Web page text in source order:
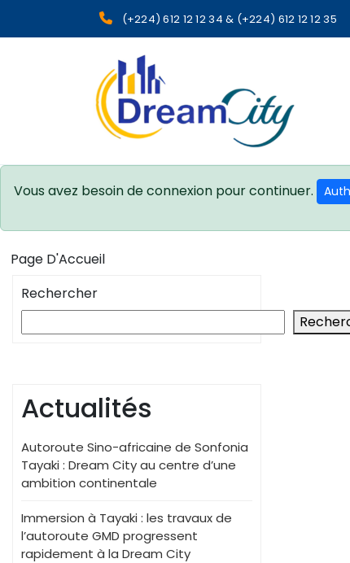
(+224) 612 12 12 34 & (+224) 612 12 12 35
sgcg dreamcity
Vous avez besoin de connexion pour continuer.
Page D'Accueil
Rechercher
Actualités
Autoroute Sino-africaine de Sonfonia
Tayaki : Dream City au centre d’une
ambition continentale
Immersion à Tayaki : les travaux de
l’autoroute GMD progressent
rapidement à la Dream City